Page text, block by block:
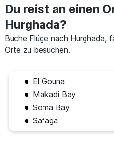
Du reist an einen
Hurghada?
Buche Flüge nach Hurghada,
Orte zu besuchen.
El Gouna
Makadi Bay
Soma Bay
Safaga